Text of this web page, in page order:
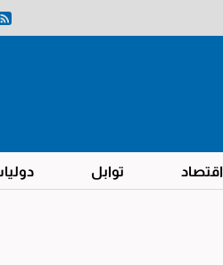
اقتصاد توابل